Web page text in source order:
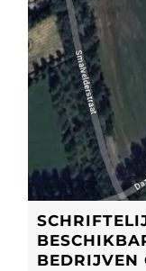
BEDRIJVEN